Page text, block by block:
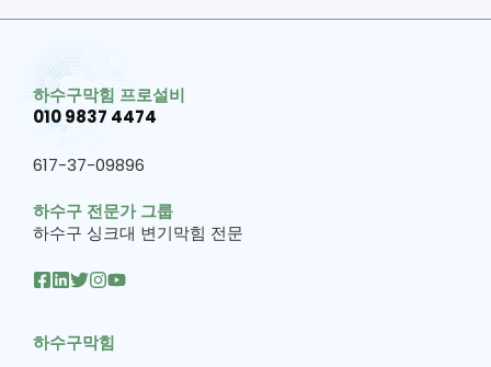
하수구막힘 프로설비
010 9837 4474
617-37-09896
하수구 전문가 그룹
하수구 싱크대 변기막힘 전문
하수구막힘